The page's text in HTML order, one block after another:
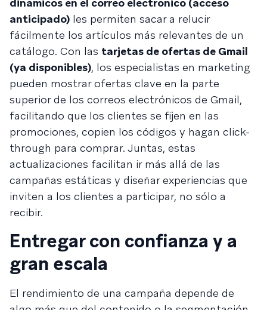
anticipado) les permiten sacar a relucir
fácilmente los artículos más relevantes de un
catálogo. Con las tarjetas de ofertas de Gmail
(ya disponibles), los especialistas en marketing
pueden mostrar ofertas clave en la parte
superior de los correos electrónicos de Gmail,
facilitando que los clientes se fijen en las
promociones, copien los códigos y hagan click-
through para comprar. Juntas, estas
actualizaciones facilitan ir más allá de las
campañas estáticas y diseñar experiencias que
inviten a los clientes a participar, no sólo a
recibir.
Entregar con confianza y a
gran escala
El rendimiento de una campaña depende de